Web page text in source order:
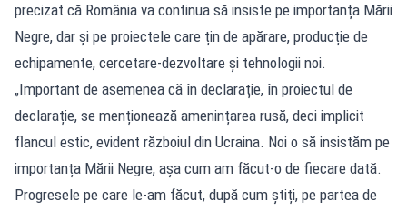
precizat că România va continua să insiste pe importanța Mării
Negre, dar și pe proiectele care țin de apărare, producție de
echipamente, cercetare-dezvoltare și tehnologii noi.
„Important de asemenea că în declarație, în proiectul de
declarație, se menționează amenințarea rusă, deci implicit
flancul estic, evident războiul din Ucraina. Noi o să insistăm pe
importanța Mării Negre, așa cum am făcut-o de fiecare dată.
Progresele pe care le-am făcut, după cum știți, pe partea de